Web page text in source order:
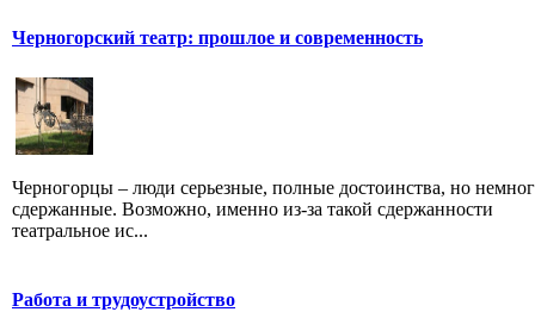
Черногорский театр: прошлое и современность
Черногорцы – люди серьезные, полные достоинства, но
сдержанные. Возможно, именно из-за такой сдержанности
театральное ис...
Работа и трудоустройство